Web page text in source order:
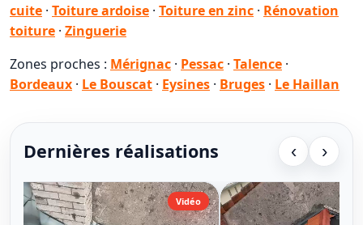
cuite · Toiture ardoise · Toiture en zinc · Rénovation
toiture · Zinguerie
Zones proches : Mérignac · Pessac · Talence ·
Bordeaux · Le Bouscat · Eysines · Bruges · Le Haillan
Dernières réalisations ‹ ›
Vidéo